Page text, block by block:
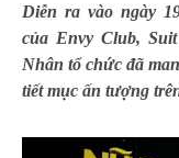
Diễn ra vào ngày
của Envy Club,
Nhân tổ chức đã
tiết mục ấn tượng